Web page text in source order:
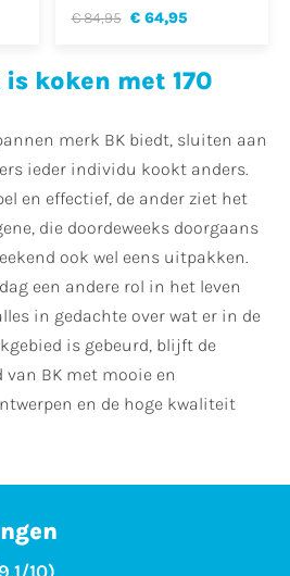
€ 84,95 € 64,95
koken met 170
merk BK biedt, sluiten aan
ieder individu kookt anders.
en effectief, de ander ziet het
die doordeweeks doorgaans
ook wel eens uitpakken.
een andere rol in het leven
in gedachte over wat er in de
is gebeurd, blijft de
BK met mooie en
en de hoge kwaliteit